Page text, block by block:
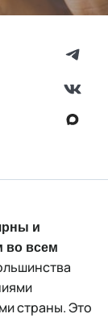
и
во всем
страны. Это